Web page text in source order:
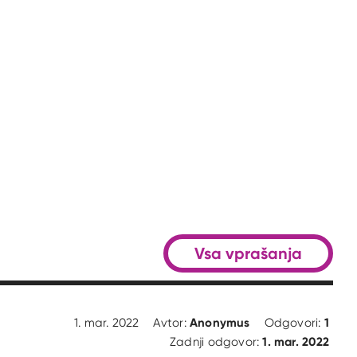
1. mar. 2022 Avtor: Anonymus Odgovori: 1
Zadnji odgovor:1. mar. 2022
Vsa vprašanja